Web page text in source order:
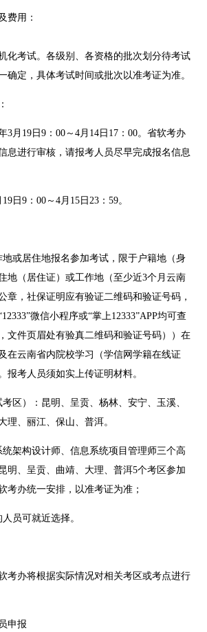
费用：
化考试。各级别、各资格的批次划分待考试
确定，具体考试时间或批次以准考证为准。
3月19日9：00～4月14日17：00。省软考办
息进行审核，请报考人员尽早完成报名信息
日9：00～4月15日23：59。
或居住地报名参加考试，限于户籍地（身
地（居住证）或工作地（至少近3个月云南
章，社保证明应有验证二维码和验证号码，
微信小程序或“掌上12333”APP均可查
文件页眉处有验真二维码和验证号码））在
在云南省内院校学习（学信网学籍在线证
报考人员须如实上传证明材料。
区）：昆明、呈贡、杨林、安宁、玉溪、
理、丽江、保山、普洱。
统架构设计师、信息系统项目管理师三个高
明、呈贡、曲靖、大理、普洱5个考区参加
考办统一安排，以准考证为准；
员可就近选择。
考办将根据实际情况对相关考区或考点进行
申报